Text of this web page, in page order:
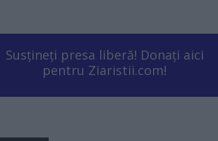
Susțineți presa liberă! Donați aici
pentru Ziaristii.com!